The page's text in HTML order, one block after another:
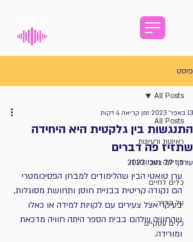
פוסט
All Posts
ראיונות ורעיונות
מוזיקה וטכנולוגיה
כלים לחיים
על הדרך
כלים עסקיים
All Posts
התנגשות בין גלקטית היא היחידה
שתזיז פה דברים
13 באפר׳ 2023 זמן קריאה 4 דקות
עודכן:29 בנוב׳ 2023
ערן טואטי הבין שהלימודים למבחן הפסיכומטרי
הם נקודה קריטית בבניית חוסן ותחושת מסוגלות,
בעיקר אצל צעירים עם לקויות למידה או כאלו
שהחוויה שלהם בבית הספר היתה חוויה מדכאת
ומורידה.